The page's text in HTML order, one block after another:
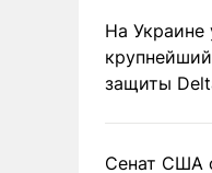
На Украине
защиты
Сенат США